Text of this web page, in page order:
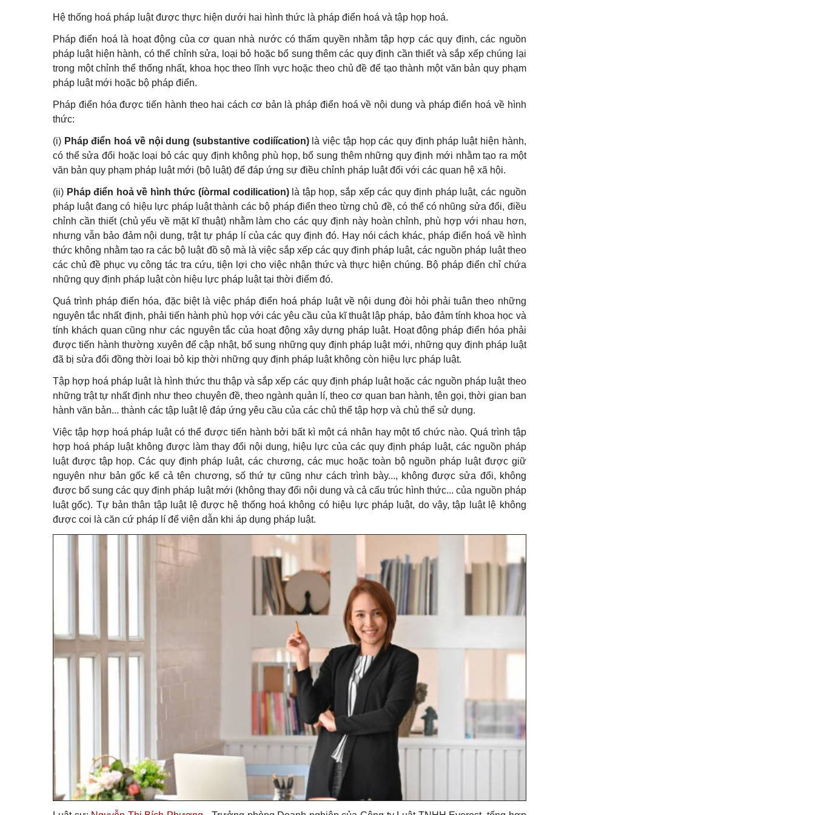
Hệ thống hoá pháp luật được thực hiện dưới hai hình thức là pháp điển hoá và tập họp hoá.
Pháp điển hoá là hoạt động của cơ quan nhà nước có thẩm quyền nhằm tập hợp các quy định, các nguồn
pháp luật hiện hành, có thể chỉnh sửa, loại bỏ hoặc bổ sung thêm các quy định cần thiết và sắp xếp chúng lại
trong một chỉnh thể thống nhất, khoa học theo lĩnh vực hoặc theo chủ đề để tạo thành một văn bản quy phạm
pháp luật mới hoặc bộ pháp điển.
Pháp điển hóa được tiến hành theo hai cách cơ bản là pháp điển hoá về nội dung và pháp điển hoá về hình
thức:
(i) Pháp điển hoá về nội dung (substantive codiíícation)là việc tập họp các quy định pháp luật hiện hành,
có thể sửa đổi hoặc loại bỏ các quy định không phù họp, bổ sung thêm những quy định mới nhằm tạo ra một
văn bản quy phạm pháp luật mới (bộ luật) để đáp ứng sự điều chỉnh pháp luật đối với các quan hệ xã hội.
(ii) Pháp điển hoả về hình thức (íòrmal codilication) là tập họp, sắp xếp các quy định pháp luật, các nguồn
pháp luật đang có hiệu lực pháp luật thành các bộ pháp điển theo từng chủ đề, có thể có nhũng sửa đổi, điều
chỉnh cần thiết (chủ yếu về mặt kĩ thuật) nhằm làm cho các quy định này hoàn chỉnh, phù hợp với nhau hơn,
nhưng vẫn bảo đảm nội dung, trật tự pháp lí của các quy định đó. Hay nói cách khác, pháp điển hoá về hình
thức không nhằm tạo ra các bộ luật đồ sộ mà là việc sắp xếp các quy định pháp luật, các nguồn pháp luật theo
các chủ đề phục vụ công tác tra cứu, tiện lợi cho việc nhận thức và thực hiện chúng. Bộ pháp điển chỉ chứa
những quy định pháp luật còn hiệu lực pháp luật tại thời điểm đó.
Quá trình pháp điển hóa, đặc biệt là việc pháp điển hoá pháp luật về nội dung đòi hỏi phải tuân theo những
nguyên tắc nhất định, phải tiến hành phù họp với các yêu cầu của kĩ thuật lập pháp, bảo đảm tính khoa học và
tính khách quan cũng như các nguyên tắc của hoạt động xây dựng pháp luật. Hoạt động pháp điển hóa phải
được tiến hành thường xuyên để cập nhật, bổ sung những quy định pháp luật mới, những quy định pháp luật
đã bị sửa đổi đồng thời loại bỏ kịp thời những quy định pháp luật không còn hiệu lực pháp luật.
Tập hợp hoá pháp luật là hình thức thu thập và sắp xếp các quy định pháp luật hoặc các nguồn pháp luật theo
những trật tự nhất định như theo chuyên đề, theo ngành quản lí, theo cơ quan ban hành, tên gọi, thời gian ban
hành văn bản... thành các tập luật lệ đáp ứng yêu cầu của các chủ thể tập hợp và chủ thể sử dụng.
Việc tập hợp hoá pháp luật có thể được tiến hành bởi bất kì một cá nhân hay một tổ chức nào. Quá trình tập
hợp hoá pháp luật không được làm thay đổi nội dung, hiệu lực của các quy định pháp luật, các nguồn pháp
luật được tập họp. Các quy định pháp luật, các chương, các mục hoặc toàn bộ nguồn pháp luật được giữ
nguyên như bản gốc kể cả tên chương, số thứ tự cũng như cách trình bày..., không được sửa đổi, không
được bổ sung các quy định pháp luật mới (không thay đổi nội dung và cả cấu trúc hình thức... của nguồn pháp
luật gốc). Tự bản thân tập luật lệ được hệ thống hoá không có hiệu lực pháp luật, do vậy, tập luật lệ không
được coi là căn cứ pháp lí để viện dẫn khi áp dụng pháp luật.